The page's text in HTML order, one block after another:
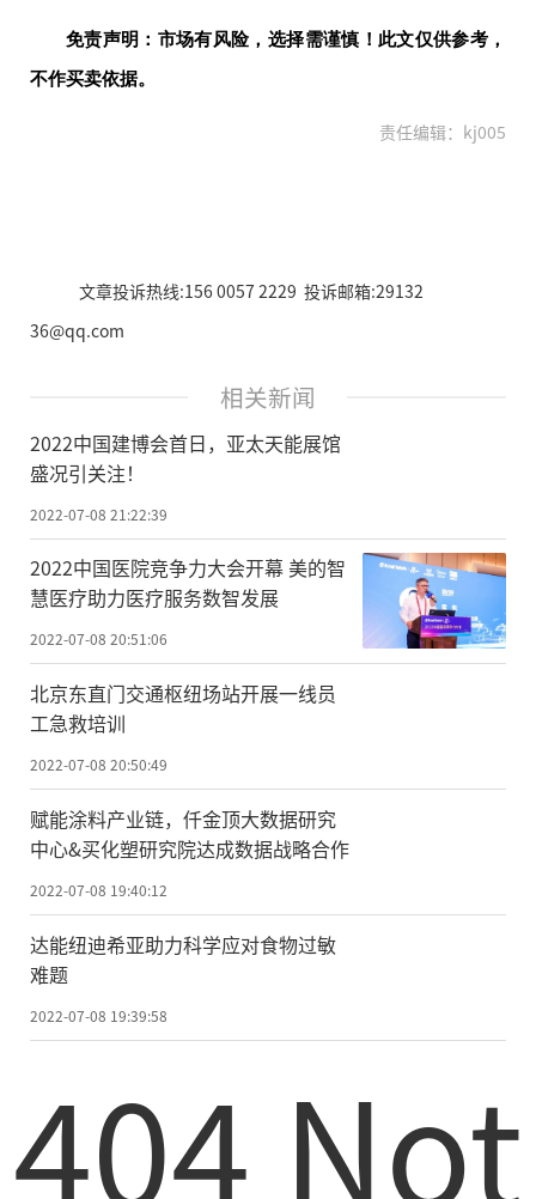
免责声明：市场有风险，选择需谨慎！此文仅供参考，
不作买卖依据。
责任编辑：kj005
文章投诉热线:156 0057 2229 投诉邮箱:29132
36@qq.com
相关新闻
2022中国建博会首日，亚太天能展馆
盛况引关注！
2022-07-08 21:22:39
2022中国医院竞争力大会开幕 美的智
慧医疗助力医疗服务数智发展
2022-07-08 20:51:06
北京东直门交通枢纽场站开展一线员
工急救培训
2022-07-08 20:50:49
赋能涂料产业链，仟金顶大数据研究
中心&买化塑研究院达成数据战略合作
2022-07-08 19:40:12
达能纽迪希亚助力科学应对食物过敏
难题
2022-07-08 19:39:58
404 Not